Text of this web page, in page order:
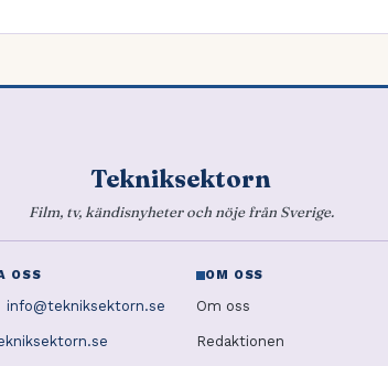
Tekniksektorn
Film, tv, kändisnyheter och nöje från Sverige.
OSS
info@tekniksektorn.se
OM OSS
Om oss
Redaktionen